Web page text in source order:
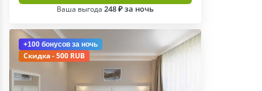
Ваша выгода 248 ₽ за ночь
+100 бонусов за ночь
Скидка - 500 RUB